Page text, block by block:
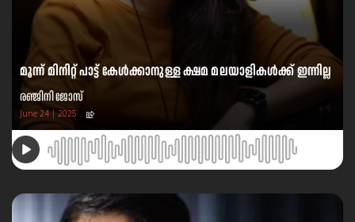
മൂന്ന് മിനിറ്റ് പാട്ട് കേൾക്കാനുള്ള ക്ഷമ മലയാളികൾക്ക് ഇന്നില്ല
രഞ്ജിനി ജോസ്
June 24 | 2025